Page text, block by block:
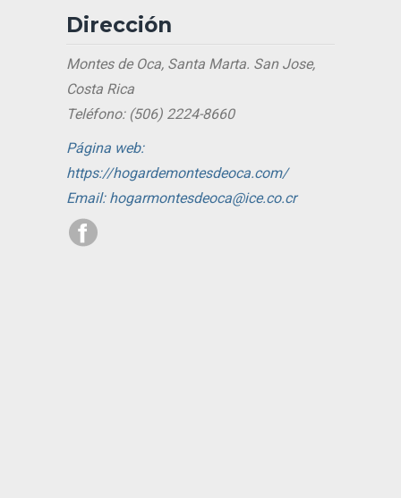
Dirección
Montes de Oca, Santa Marta. San Jose,
Costa Rica
Teléfono: (506) 2224-8660
Página web:
https://hogardemontesdeoca.com/
Email: hogarmontesdeoca@ice.co.cr